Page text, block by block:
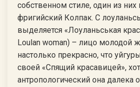
собственном стиле, один из
фригийский Колпак. С
выделяется «Лоуланьськая
Loulan woman) – лицо молодой
настолько прекрасно, что
своей «Спящий красавицей»,
антропологический она далека